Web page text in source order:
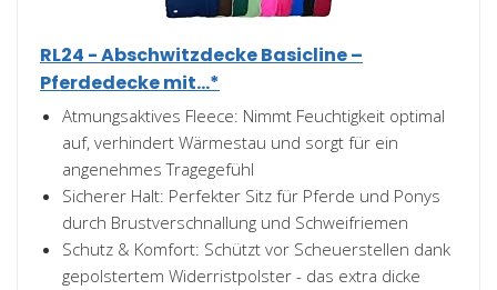
RL24 - Abschwitzdecke Basicline –
Pferdedecke mit...*
Atmungsaktives Fleece: Nimmt Feuchtigkeit optimal
auf, verhindert Wärmestau und sorgt für ein
angenehmes Tragegefühl
Sicherer Halt: Perfekter Sitz für Pferde und Ponys
durch Brustverschnallung und Schweifriemen
Schutz & Komfort: Schützt vor Scheuerstellen dank
gepolstertem Widerristpolster - das extra dicke